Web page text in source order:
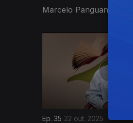
Marcelo Panguana
Ep. 35 22 out. 2025